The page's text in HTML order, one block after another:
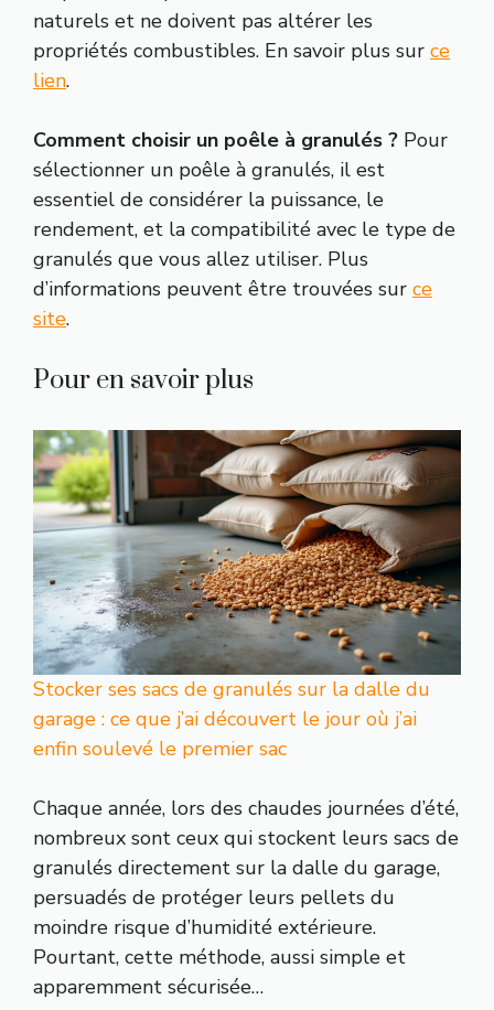
naturels et ne doivent pas altérer les
propriétés combustibles. En savoir plus sur ce
lien.
Comment choisir un poêle à granulés ? Pour
sélectionner un poêle à granulés, il est
essentiel de considérer la puissance, le
rendement, et la compatibilité avec le type de
granulés que vous allez utiliser. Plus
d’informations peuvent être trouvées sur ce
site.
Pour en savoir plus
Stocker ses sacs de granulés sur la dalle du
garage : ce que j’ai découvert le jour où j’ai
enfin soulevé le premier sac
Chaque année, lors des chaudes journées d’été,
nombreux sont ceux qui stockent leurs sacs de
granulés directement sur la dalle du garage,
persuadés de protéger leurs pellets du
moindre risque d’humidité extérieure.
Pourtant, cette méthode, aussi simple et
apparemment sécurisée…